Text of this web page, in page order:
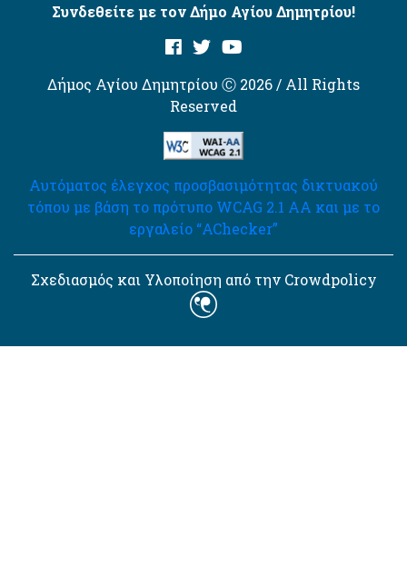
Συνδεθείτε με τον Δήμο Αγίου Δημητρίου!
Δήμος Αγίου Δημητρίου Ⓒ 2026 / All Rights
Reserved
Αυτόματος έλεγχος προσβασιμότητας δικτυακού
τόπου με βάση το πρότυπο WCAG 2.1 AA και με το
εργαλείο “AChecker”
Σχεδιασμός και Υλοποίηση από την Crowdpolicy